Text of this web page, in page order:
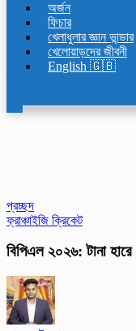
অর্জন
ফিচার
খেলাধুলার জ্ঞান ভান্ডার
খেলোয়াড়দের জীবনী
English 🇬🇧
প্রচ্ছদ
ফ্রাঞ্চাইজি ক্রিকেট
বিপিএল ২০২৬: টানা হারে